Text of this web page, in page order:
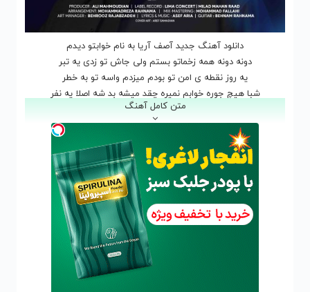
دانلود آهنگ جدید آصف آریا به نام خوابتو دیدم
دونه دونه همه زخماتو بستم ولی جاش تو زدی یه تبر
یه روز نقطه ی امن تو بودم میزدم واسه تو به خطر
شبا هیچ جوره خوابم نمیره چقد میشه بد شه اصلا یه نفر
ولی چون همیشه عاشق کوره بدیات نیومد اصلا به نظر
خوابتو دیدم یخ زد تنم پاره ی تنم شو دردسرم
اونکه با نامردی برده تویی اونیکه مردونه باخته منم
هر جا که میشینم حرف تو میزنم تو رفتی و رفته روح از تنم
آخه بچه تو با کی میجنگی ببین اونیکه خوب تو میخواست منم
تویی اونی که این همه بد کرد حالا من شدم آدم بده
واسه خوبیه بیش از حد منه من اگه الان حالم بده
تویی اونی که این همه بد کرد حالا من شدم آدم بده
واسه خوبیه بیش از حد منه من اگه الان حالم بده
دور تو هم یه روز خالی میشه همه روزا واست تکراری میشه
میری دنبال یکی مثه ولی هیشکی برای تو من نمیشه
بهم زنگ میزنی توی جمع ولی بدجوری افتادی از چشم من
متن کامل آهنگ